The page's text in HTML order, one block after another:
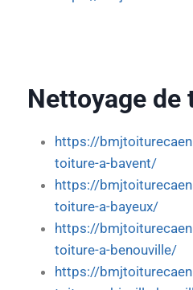
Nettoyage de
https://
toiture-a-bavent/
https://
toiture-a-bayeux/
https://
toiture-a-benouville/
https://